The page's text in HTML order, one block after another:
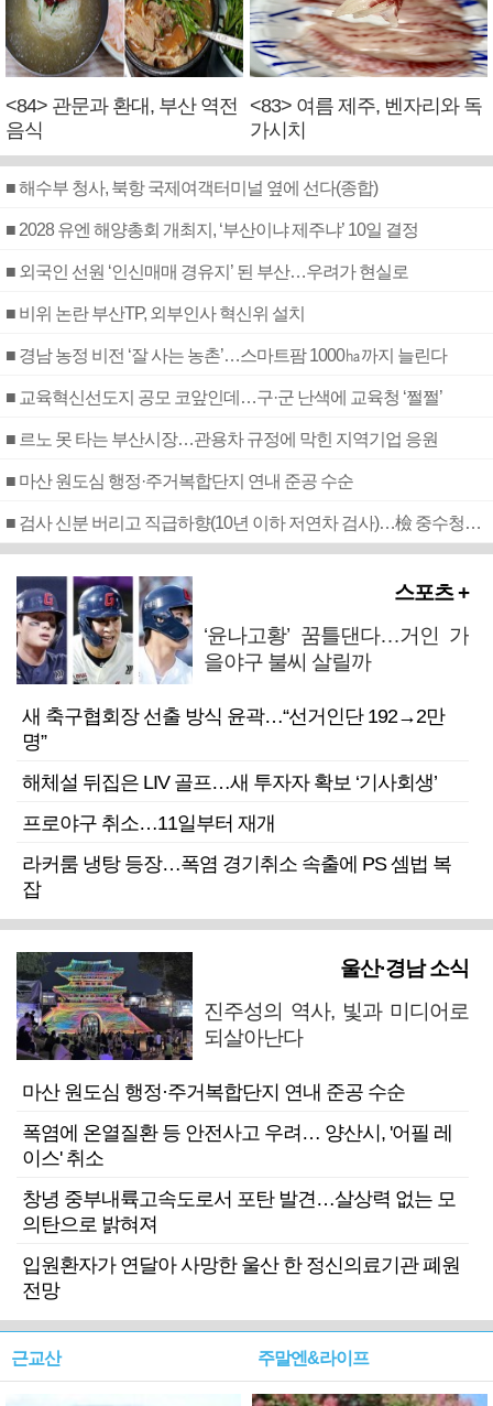
<84> 관문과 환대, 부산 역전
음식
<83> 여름 제주, 벤자리와 독
가시치
■ 해수부 청사, 북항 국제여객터미널 옆에 선다(종합)
■ 2028 유엔 해양총회 개최지, ‘부산이냐 제주냐’ 10일 결정
■ 외국인 선원 ‘인신매매 경유지’ 된 부산…우려가 현실로
■ 비위 논란 부산TP, 외부인사 혁신위 설치
■ 경남 농정 비전 ‘잘 사는 농촌’…스마트팜 1000㏊까지 늘린다
■ 교육혁신선도지 공모 코앞인데…구·군 난색에 교육청 ‘쩔쩔’
■ 르노 못 타는 부산시장…관용차 규정에 막힌 지역기업 응원
■ 마산 원도심 행정·주거복합단지 연내 준공 수순
■ 검사 신분 버리고 직급하향(10년 이하 저연차 검사)…檢 중수청행 기피
스포츠 +
‘윤나고황’ 꿈틀댄다…거인 가
을야구 불씨 살릴까
새 축구협회장 선출 방식 윤곽…“선거인단 192→2만
명”
해체설 뒤집은 LIV 골프…새 투자자 확보 ‘기사회생’
프로야구 취소…11일부터 재개
라커룸 냉탕 등장…폭염 경기취소 속출에 PS 셈법 복
잡
울산·경남 소식
진주성의 역사, 빛과 미디어로
되살아난다
마산 원도심 행정·주거복합단지 연내 준공 수순
폭염에 온열질환 등 안전사고 우려… 양산시, '어필 레
이스' 취소
창녕 중부내륙고속도로서 포탄 발견…살상력 없는 모
의탄으로 밝혀져
입원환자가 연달아 사망한 울산 한 정신의료기관 폐원
전망
근교산 주말엔&라이프